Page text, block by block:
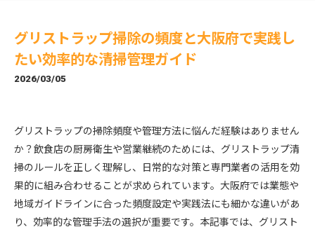
グリストラップ掃除の頻度と大阪府で実践し
たい効率的な清掃管理ガイド
2026/03/05
グリストラップの掃除頻度や管理方法に悩んだ経験はありません
か？飲食店の厨房衛生や営業継続のためには、グリストラップ清
掃のルールを正しく理解し、日常的な対策と専門業者の活用を効
果的に組み合わせることが求められています。大阪府では業態や
地域ガイドラインに合った頻度設定や実践法にも細かな違いがあ
り、効率的な管理手法の選択が重要です。本記事では、グリスト